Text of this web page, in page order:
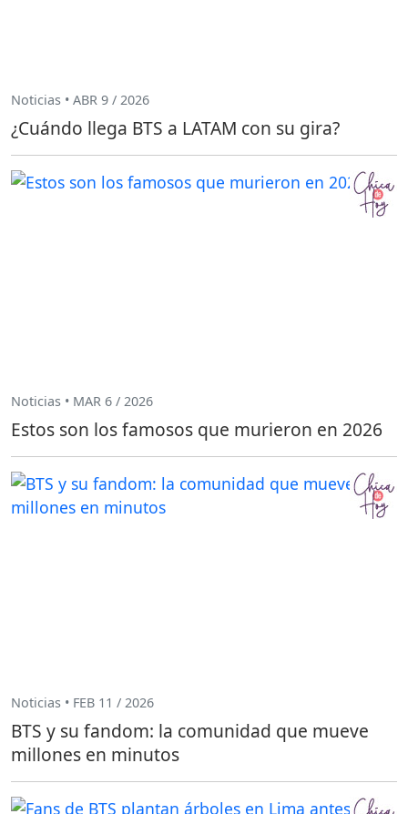
Noticias • ABR 9 / 2026
¿Cuándo llega BTS a LATAM con su gira?
Noticias • MAR 6 / 2026
Estos son los famosos que murieron en 2026
Noticias • FEB 11 / 2026
BTS y su fandom: la comunidad que mueve
millones en minutos